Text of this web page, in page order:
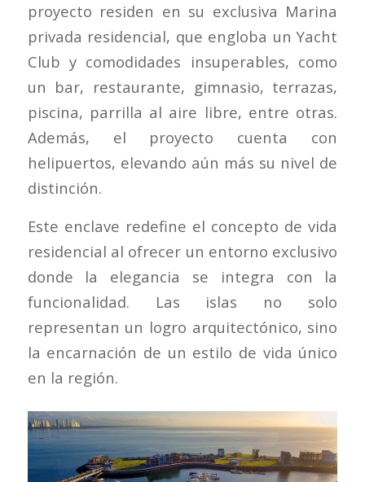
proyecto residen en su exclusiva Marina
privada residencial, que engloba un Yacht
Club y comodidades insuperables, como
un bar, restaurante, gimnasio, terrazas,
piscina, parrilla al aire libre, entre otras.
Además, el proyecto cuenta con
helipuertos, elevando aún más su nivel de
distinción.
Este enclave redefine el concepto de vida
residencial al ofrecer un entorno exclusivo
donde la elegancia se integra con la
funcionalidad. Las islas no solo
representan un logro arquitectónico, sino
la encarnación de un estilo de vida único
en la región.